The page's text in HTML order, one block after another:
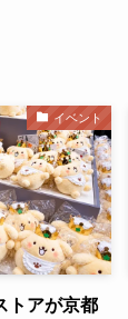
イベント
トアが京都